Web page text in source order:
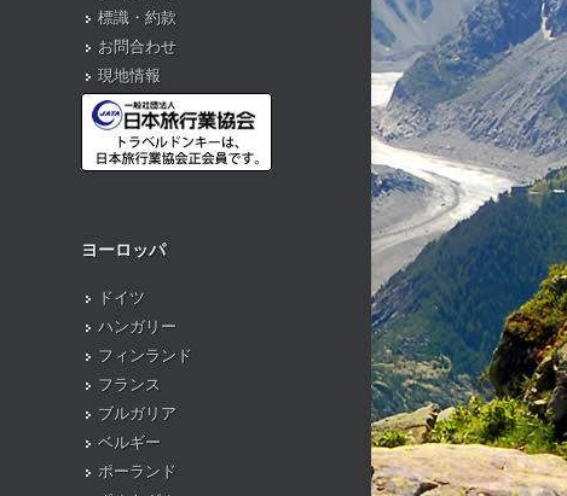
標識・約款
お問合わせ
現地情報
ヨーロッパ
ドイツ
ハンガリー
フィンランド
フランス
ブルガリア
ベルギー
ポーランド